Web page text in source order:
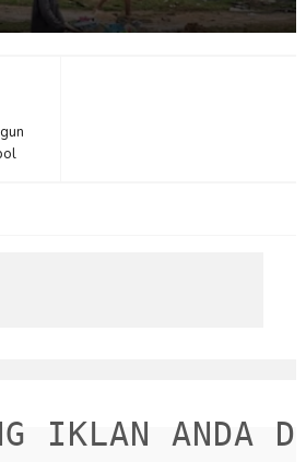
IKLAN ANDA